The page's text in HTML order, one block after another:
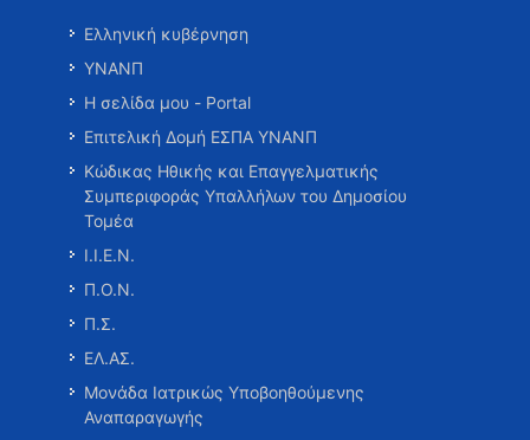
Ελληνική κυβέρνηση
ΥΝΑΝΠ
Η σελίδα μου - Portal
Επιτελική Δομή ΕΣΠΑ ΥΝΑΝΠ
Κώδικας Ηθικής και Επαγγελματικής
Συμπεριφοράς Υπαλλήλων του Δημοσίου
Τομέα
Ι.Ι.Ε.Ν.
Π.Ο.Ν.
Π.Σ.
ΕΛ.ΑΣ.
Μονάδα Ιατρικώς Υποβοηθούμενης
Αναπαραγωγής